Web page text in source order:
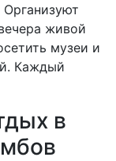
живой
музеи и
Каждый
в